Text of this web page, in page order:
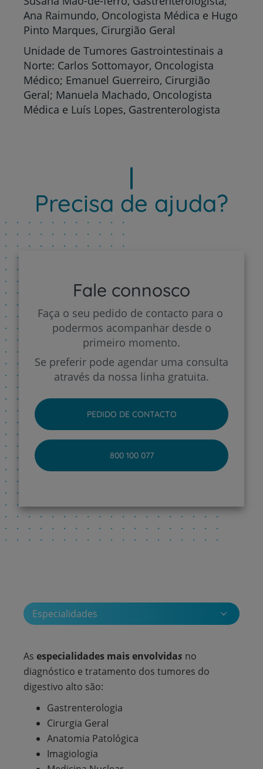
Ana Raimundo, Oncologista Médica e Hugo
Pinto Marques, Cirurgião Geral
Unidade de Tumores Gastrointestinais a
Norte: Carlos Sottomayor, Oncologista
Médico; Emanuel Guerreiro, Cirurgião
Geral; Manuela Machado, Oncologista
Médica e Luís Lopes, Gastrenterologista
Precisa de ajuda?
Fale connosco
Faça o seu pedido de contacto para o
podermos acompanhar desde o
primeiro momento.
Se preferir pode agendar uma consulta
através da nossa linha gratuita.
PEDIDO DE CONTACTO
800 100 077
Especialidades
As especialidades mais envolvidas no
diagnóstico e tratamento dos tumores do
digestivo alto são:
Gastrenterologia
Cirurgia Geral
Anatomia Patológica
Imagiologia